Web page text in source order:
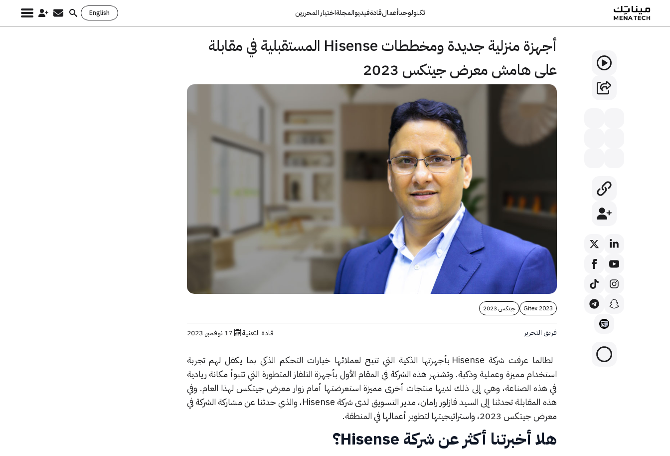
تكنولوجياأعمالقادةفيديوالمجلةاختيار المحررين English
Search
أجهزة منزلية جديدة ومخططات Hisense المستقبلية في مقابلة
على هامش معرض جيتكس 2023
Gitex 2023 جيتكس 2023
فريق التحرير قادة التقنية 17 نوفمبر, 2023
لطالما عرفت شركة Hisense بأجهزتها الذكية التي تتيح لعملائها خيارات التحكم الذكي بما يكفل لهم تجربة
استخدام مميزة وعملية وذكية. وتشتهر هذه الشركة في المقام الأول بأجهزة التلفاز المتطورة التي تتبوأ مكانة ريادية
في هذه الصناعة، وهي إلى ذلك لديها منتجات أخرى مميزة استعرضتها أمام زوار معرض جيتكس لهذا العام. وفي
هذه المقابلة تحدثنا إلى السيد فازلور رامان، مدير التسويق لدى شركة Hisense، والذي حدثنا عن مشاركة الشركة في
معرض جيتكس 2023، واستراتيجيتها لتطوير أعمالها في المنطقة.
هلا أخبرتنا أكثر عن شركة Hisense؟